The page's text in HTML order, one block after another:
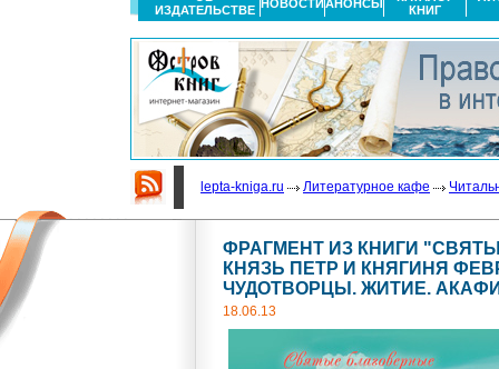
ИЗДАТЕЛЬСТВЕ НОВОСТИАНОНСЫ
КНИГ
lepta-kniga.ru Литературное кафе
ФРАГМЕНТ ИЗ КНИГИ
КНЯЗЬ ПЕТР И КНЯГИНЯ
ЧУДОТВОРЦЫ. ЖИТИЕ.
18.06.13